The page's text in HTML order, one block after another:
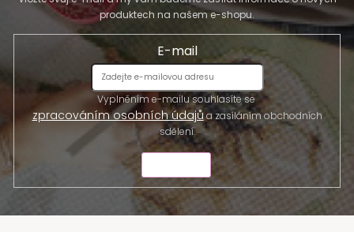
produktech na našem e-shopu.
E-mail
Vyplněním e-mailu souhlasíte se
zpracováním osobních údajůa zasíláním obchodních
sdělení.